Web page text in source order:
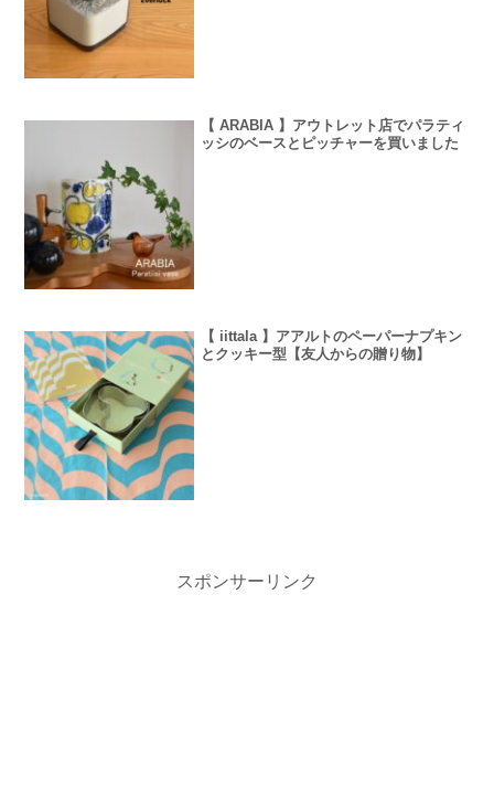
【 ARABIA 】アウトレット店でパラティ
ッシのベースとピッチャーを買いました
【 iittala 】アアルトのペーパーナプキン
とクッキー型【友人からの贈り物】
スポンサーリンク